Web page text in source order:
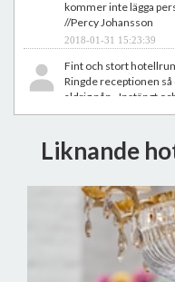
kommer inte lägga
//Percy Johansson
2018-01-31 15:23:39
Fint och stort
Ringde receptionen
aldrig nån.. Instängt
//Malin Karlsson
Lobbyn är stor och
receptionen. Trevlig
är ute efter att
häng. Hissen snabb
reklam på en skärm
stör inte så mycket.
utsikt över globen.
fönster. Enkel
Liknande